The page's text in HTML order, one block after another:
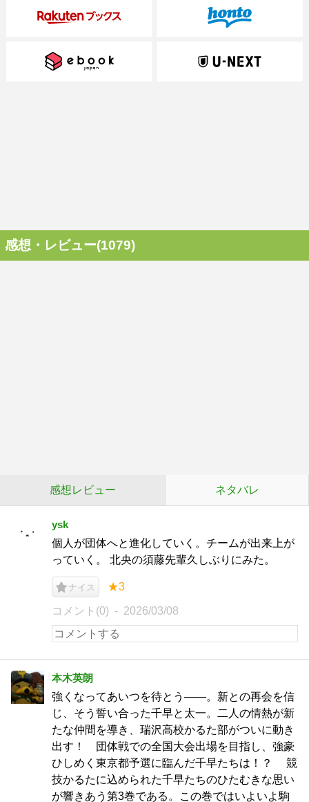
感想・レビュー(1079)
感想レビュー ネタバレ
ysk
個人が団体へと進化していく。チームが出来上が
っていく。 北央の須藤先輩久しぶりにみた。
ナイス ★3
コメント(0) 2026/03/08
本木英朗
強くなってあいつを待とう――。新との再会を信
じ、そう誓い合った千早と太一。二人の情熱が新
たな仲間を導き、瑞沢高校かるた部がついに動き
出す！ 団体戦での全国大会出場を目指し、強豪
ひしめく東京都予選に臨んだ千早たちは！？ 競
技かるたに込められた千早たちのひたむきな思い
が響きあう第3巻である。この巻ではいよいよ駒